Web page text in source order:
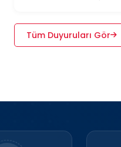
Tüm Duyuruları Gör